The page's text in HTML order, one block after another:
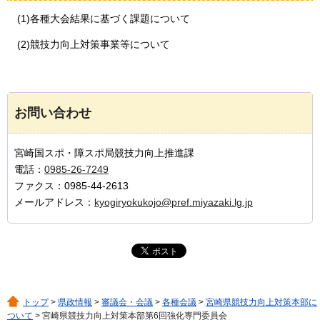
(1)各種大会結果に基づく課題について
(2)競技力向上対策事業等について
お問い合わせ
宮崎国スポ・障スポ局競技力向上推進課
電話： 0985-26-7249
ファクス：0985-44-2613
メールアドレス： kyogiryokukojo@pref.miyazaki.lg.jp
トップ> 県政情報 > 審議会・会議 > 各種会議 > 宮崎県競技力向上対策本部に
ついて > 宮崎県競技力向上対策本部第6回強化専門委員会